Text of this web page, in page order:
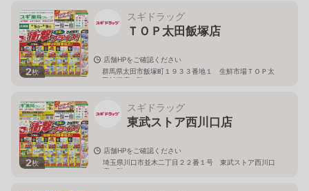
2枚
スギドラッグ
ＴＯＰ太田飯塚店
店舗HPをご確認ください
群馬県太田市飯塚町１９３３番地１ 生鮮市場ＴＯＰ太
田飯塚店１階
2枚
スギドラッグ
東武ストア西川口店
店舗HPをご確認ください
埼玉県川口市並木二丁目２２番１号 東武ストア西川口
店２階